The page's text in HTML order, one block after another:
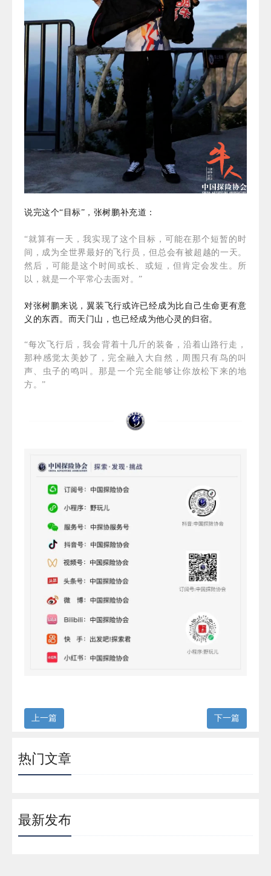
说完这个“目标”，张树鹏补充道 ：
“就算有一天，我实现了这个目标，可能在那个短暂的时
间，成为全世界最好的飞行员，但总会有被超越的一天。
然后，可能是这个时间或长、或短，但肯定会发生。所
以，就是一个平常心去面对。”
对张树鹏来说，翼装飞行或许已经成为比自己生命更有意
义的东西。而天门山，也已经成为他心灵的归宿。
“每次飞行后，我会背着十几斤的装备，沿着山路行走，
那种感觉太美妙了，完全融入大自然，周围只有鸟的叫
声、虫子的鸣叫。那是一个完全能够让你放松下来的地
方。”
上一篇 下一篇
热门文章
最新发布